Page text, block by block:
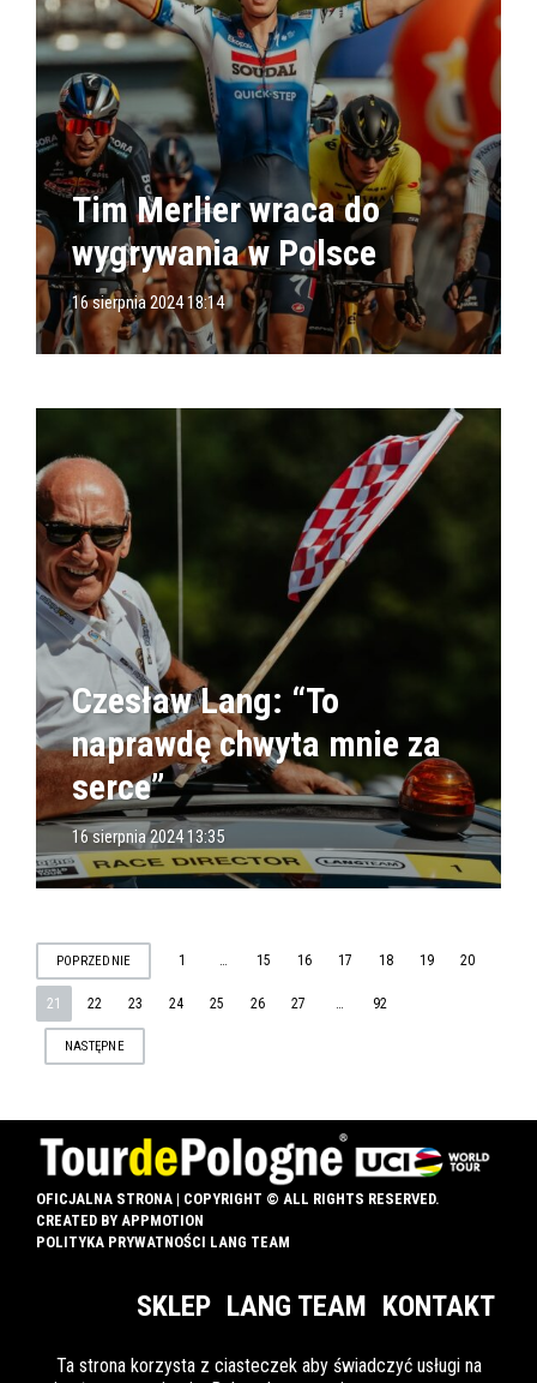
Tim Merlier wraca do
wygrywania w Polsce
16 sierpnia 2024 18:14
Czesław Lang: “To
naprawdę chwyta mnie za
serce”
16 sierpnia 2024 13:35
STRONICOWANIE
WPISÓW
POPRZEDNIE 1 … 15 16 17 18 19 20
21 22 23 24 25 26 27 … 92
NASTĘPNE
OFICJALNA STRONA | COPYRIGHT © ALL RIGHTS RESERVED.
CREATED BY APPMOTION
POLITYKA PRYWATNOŚCI LANG TEAM
SKLEP LANG TEAM KONTAKT
Ta strona korzysta z ciasteczek aby świadczyć usługi na